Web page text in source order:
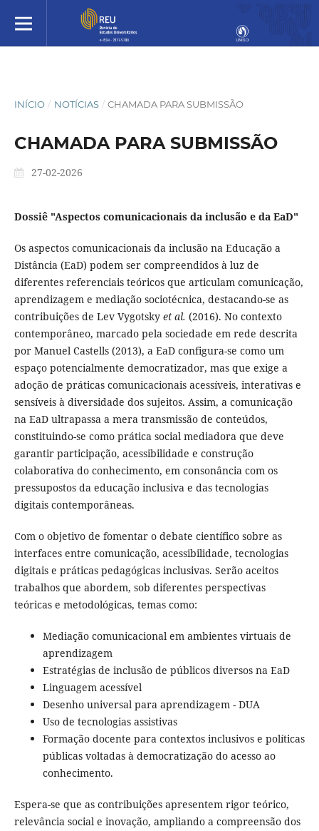
INÍCIO / NOTÍCIAS / CHAMADA PARA SUBMISSÃO
CHAMADA PARA SUBMISSÃO
27-02-2026
Dossiê "Aspectos comunicacionais da inclusão e da EaD"
Os aspectos comunicacionais da inclusão na Educação a
Distância (EaD) podem ser compreendidos à luz de
diferentes referenciais teóricos que articulam comunicação,
aprendizagem e mediação sociotécnica, destacando-se as
contribuições de Lev Vygotsky et al. (2016). No contexto
contemporâneo, marcado pela sociedade em rede descrita
por Manuel Castells (2013), a EaD configura-se como um
espaço potencialmente democratizador, mas que exige a
adoção de práticas comunicacionais acessíveis, interativas e
sensíveis à diversidade dos sujeitos. Assim, a comunicação
na EaD ultrapassa a mera transmissão de conteúdos,
constituindo-se como prática social mediadora que deve
garantir participação, acessibilidade e construção
colaborativa do conhecimento, em consonância com os
pressupostos da educação inclusiva e das tecnologias
digitais contemporâneas.
Com o objetivo de fomentar o debate científico sobre as
interfaces entre comunicação, acessibilidade, tecnologias
digitais e práticas pedagógicas inclusivas. Serão aceitos
trabalhos que abordem, sob diferentes perspectivas
teóricas e metodológicas, temas como:
Mediação comunicacional em ambientes virtuais de
aprendizagem
Estratégias de inclusão de públicos diversos na EaD
Linguagem acessível
Desenho universal para aprendizagem - DUA
Uso de tecnologias assistivas
Formação docente para contextos inclusivos e políticas
públicas voltadas à democratização do acesso ao
conhecimento.
Espera-se que as contribuições apresentem rigor teórico,
relevância social e inovação, ampliando a compreensão dos